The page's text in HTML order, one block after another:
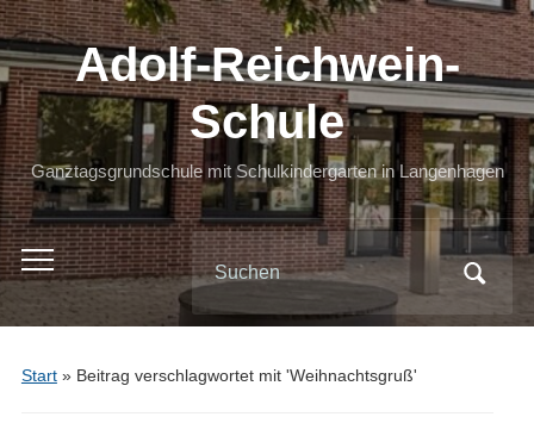
Adolf-Reichwein-
Schule
Ganztagsgrundschule mit Schulkindergarten in Langenhagen
Toggle
mobile
menu
Search
for:
Start» Beitrag verschlagwortet mit 'Weihnachtsgruß'